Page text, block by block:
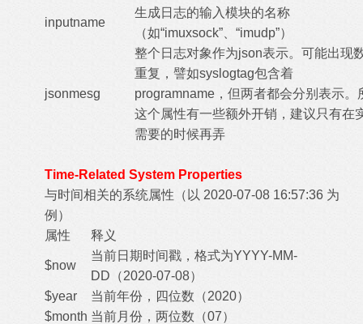
inputname
生成日志的输入模块的名称
（如“imuxsock”、“imudp”）
jsonmesg
整个日志对象作为json表示。可能出现
重复，譬如syslogtag包含着
programname，但两者都会分别表示。
这个属性有一些额外开销，建议只有在
需要的时候再弄
Time-Related System Properties
与时间相关的系统属性（以 2020-07-08 16:57:36 为
例）
属性
释义
$now
当前日期时间戳，格式为YYYY-MM-
DD（2020-07-08）
$year
当前年份，四位数（2020）
$month 当前月份，两位数（07）